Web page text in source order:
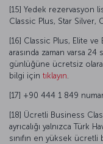
[15] Yedek rezervasyon
Classic Plus, Star Silver,
[16] Classic Plus, Elite
arasında zaman varsa
günlüğüne ücretsiz
bilgi için tıklayın.
[17] +90 444 1 849
[18] Ücretli Business
ayrıcalığı yalnızca Türk
sınıfın en yüksek